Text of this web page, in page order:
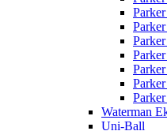
Waterman
Uni-Ball